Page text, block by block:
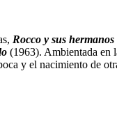
Rocco y sus hermanos
(1963). Ambientada en
y el nacimiento de